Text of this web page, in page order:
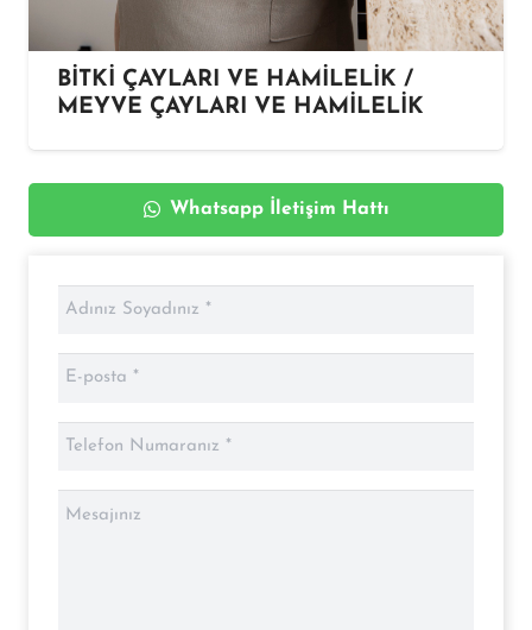
BİTKİ ÇAYLARI VE HAMİLELİK /
MEYVE ÇAYLARI VE HAMİLELİK
Whatsapp İletişim Hattı